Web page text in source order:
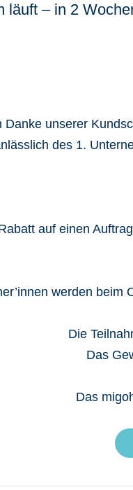
läuft – in 2
Danke unserer
des 1.
auf einen
werden beim
Die
Das
Das